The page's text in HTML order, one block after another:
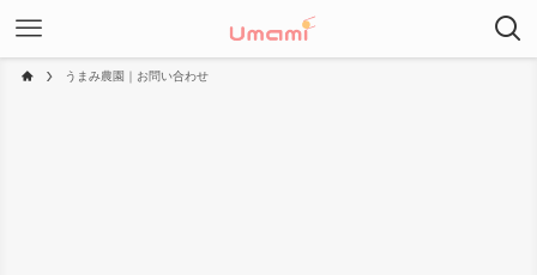
うまみ農園｜お問い合わせ